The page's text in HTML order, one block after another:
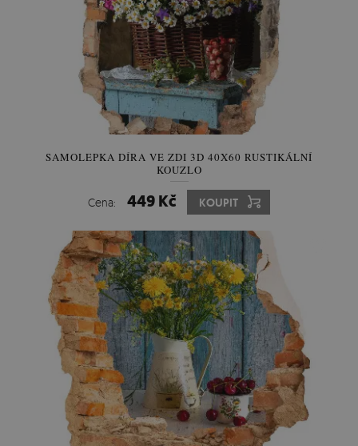
SAMOLEPKA DÍRA VE ZDI 3D 40X60 RUSTIKÁLNÍ
KOUZLO
Cena: 449 Kč KOUPIT